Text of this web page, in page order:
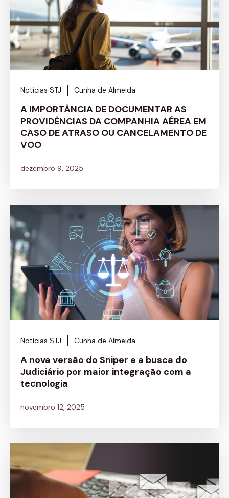
Notícias STJ Cunha de Almeida
A IMPORTÂNCIA DE DOCUMENTAR AS
PROVIDÊNCIAS DA COMPANHIA AÉREA EM
CASO DE ATRASO OU CANCELAMENTO DE
VOO
dezembro 9, 2025
Notícias STJ Cunha de Almeida
A nova versão do Sniper e a busca do
Judiciário por maior integração com a
tecnologia
novembro 12, 2025